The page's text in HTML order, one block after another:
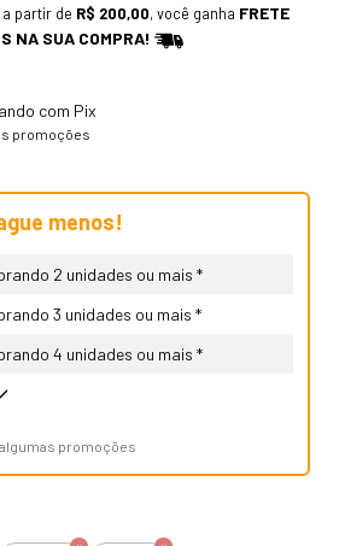
partir de R$ 200,00, você ganha FRETE
NA SUA COMPRA!
com Pix
promoções
menos!
2 unidades ou mais *
3 unidades ou mais *
4 unidades ou mais *
promoções